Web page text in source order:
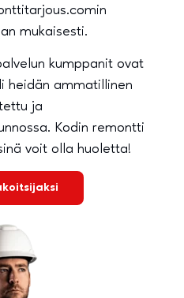
mukaisesti.
kumppanit ovat
heidän ammatillinen
ja
Kodin remontti
voit olla huoletta!